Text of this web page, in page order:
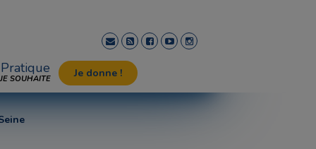
Pratique
JE SOUHAITE Je donne !